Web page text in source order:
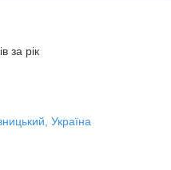
за рік
Україна